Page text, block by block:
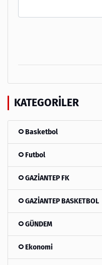
KATEGORILER
Basketbol
Futbol
GAZİANTEP FK
GAZİANTEP BASKETBOL
GÜNDEM
Ekonomi